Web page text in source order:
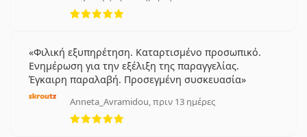
5 αξιολογήσεις από 5
Φιλική εξυπηρέτηση. Καταρτισμένο προσωπικό.
Ενημέρωση για την εξέλιξη της παραγγελίας.
Έγκαιρη παραλαβή. Προσεγμένη συσκευασία
Anneta_Avramidou, πριν 13 ημέρες
5 αξιολογήσεις από 5